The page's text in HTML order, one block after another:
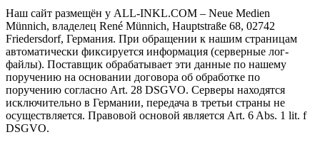
Наш сайт размещён у ALL-INKL.COM – Neue Medien
Münnich, владелец René Münnich, Hauptstraße 68, 02742
Friedersdorf, Германия. При обращении к нашим страницам
автоматически фиксируется информация (серверные лог-
файлы). Поставщик обрабатывает эти данные по нашему
поручению на основании договора об обработке по
поручению согласно Art. 28 DSGVO. Серверы находятся
исключительно в Германии, передача в третьи страны не
осуществляется. Правовой основой является Art. 6 Abs. 1 lit. f
DSGVO.